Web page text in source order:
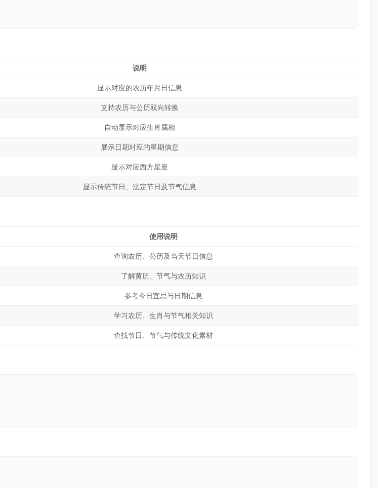
说明
显示对应的农历年月日信息
支持农历与公历双向转换
自动显示对应生肖属相
展示日期对应的星期信息
显示对应西方星座
显示传统节日、法定节日及节气信息
使用说明
查询农历、公历及当天节日信息
了解黄历、节气与农历知识
参考今日宜忌与日期信息
学习农历、生肖与节气相关知识
查找节日、节气与传统文化素材